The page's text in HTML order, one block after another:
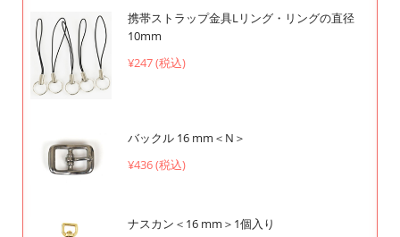
携帯ストラップ金具Lリング・リングの直径
10mm
¥247 (税込)
バックル 16 mm＜N＞
¥436 (税込)
ナスカン＜16 mm＞1個入り